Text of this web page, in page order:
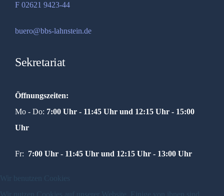
F 02621 9423-44
buero@bbs-lahnstein.de
Sekretariat
Öffnungszeiten:
Mo - Do: 7:00 Uhr - 11:45 Uhr und 12:15 Uhr - 15:00
Uhr
Fr: 7:00 Uhr - 11:45 Uhr und 12:15 Uhr - 13:00 Uhr